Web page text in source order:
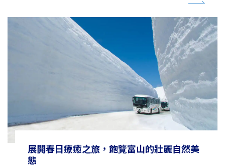
展開春日療癒之旅，飽覽富山的壯麗自然美
態